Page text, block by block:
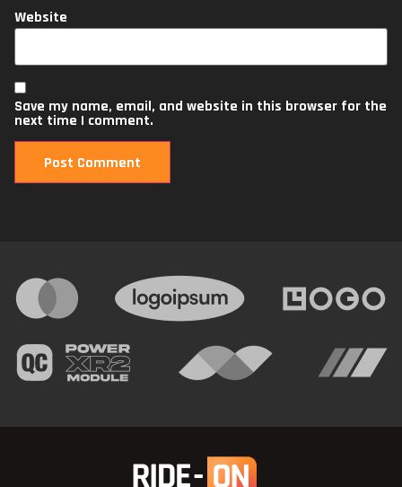
Website
Save my name, email, and website in this browser for the
next time I comment.